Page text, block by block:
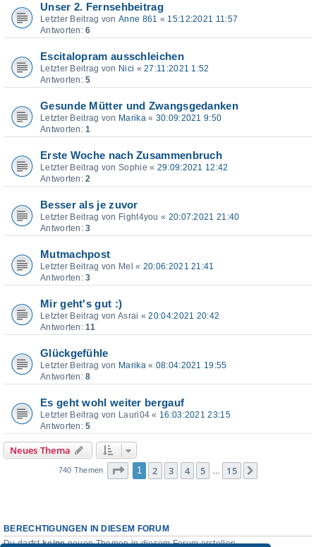
Unser 2. Fernsehbeitrag
Letzter Beitrag von Anne 861 « 15:12:2021 11:57
Antworten:6
Escitalopram ausschleichen
Letzter Beitrag von Nici «27:11:2021 1:52
Antworten:5
Gesunde Mütter und Zwangsgedanken
Letzter Beitrag von Marika« 30:09:2021 9:50
Antworten:1
Erste Woche nach Zusammenbruch
Letzter Beitrag vonSophie « 29:09:2021 12:42
Antworten:2
Besser als je zuvor
Letzter Beitrag von Fight4you « 20:07:2021 21:40
Antworten:3
Mutmachpost
Letzter Beitrag von Mel « 20:06:2021 21:41
Antworten:3
Mir geht's gut :)
Letzter Beitrag vonAsrai «20:04:2021 20:42
Antworten:11
Glückgefühle
Letzter Beitrag von Marika« 08:04:2021 19:55
Antworten:8
Es geht wohl weiter bergauf
Letzter Beitrag von Lauri04 « 16:03:2021 23:15
Antworten:5
Neues Thema
740 Themen Seite 1von 15
1 2 3 4 5 15
BERECHTIGUNGEN IN DIESEM FORUM
Du darfstkeineneuen Themen in diesem Forum erstellen.